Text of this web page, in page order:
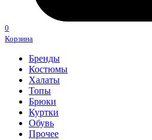
0
Корзина
Бренды
Костюмы
Халаты
Топы
Брюки
Куртки
Обувь
Прочее